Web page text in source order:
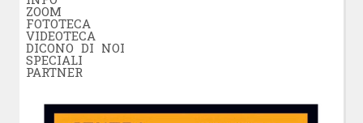
ZOOM
FOTOTECA
VIDEOTECA
DICONO DI NOI
SPECIALI
PARTNER